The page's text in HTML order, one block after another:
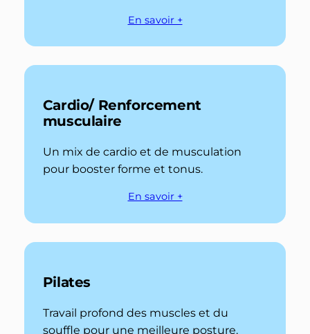
En savoir +
Cardio/ Renforcement
musculaire
Un mix de cardio et de musculation
pour booster forme et tonus.
En savoir +
Pilates
Travail profond des muscles et du
souffle pour une meilleure posture.